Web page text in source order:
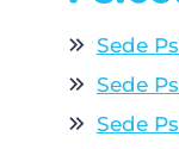
Sede
Sede
Sede